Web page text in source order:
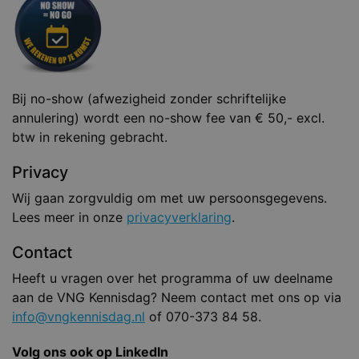
Bij no-show (afwezigheid zonder schriftelijke
annulering) wordt een no-show fee van € 50,- excl.
btw in rekening gebracht.
Privacy
Wij gaan zorgvuldig om met uw persoonsgegevens.
Lees meer in onze privacyverklaring.
Contact
Heeft u vragen over het programma of uw deelname
aan de VNG Kennisdag? Neem contact met ons op via
info@vngkennisdag.nl of 070-373 84 58.
Volg ons ook op LinkedIn